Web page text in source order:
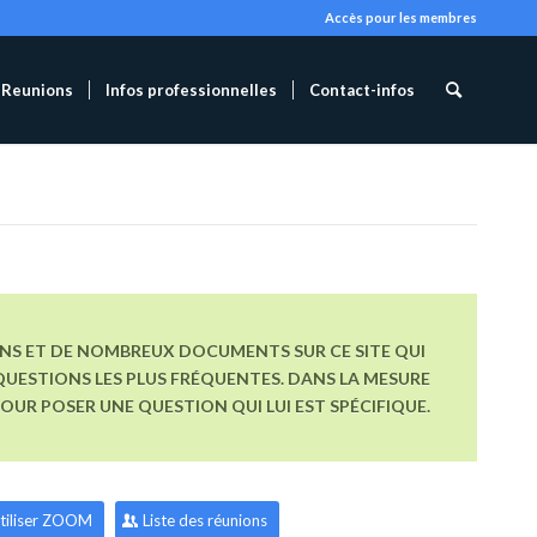
Accès pour les membres
Reunions Infos professionnelles Contact-infos
ET DE NOMBREUX DOCUMENTS SUR CE SITE QUI
LES PLUS FRÉQUENTES. DANS LA MESURE
POSER UNE QUESTION QUI LUI EST SPÉCIFIQUE.
ZOOM Liste des réunions